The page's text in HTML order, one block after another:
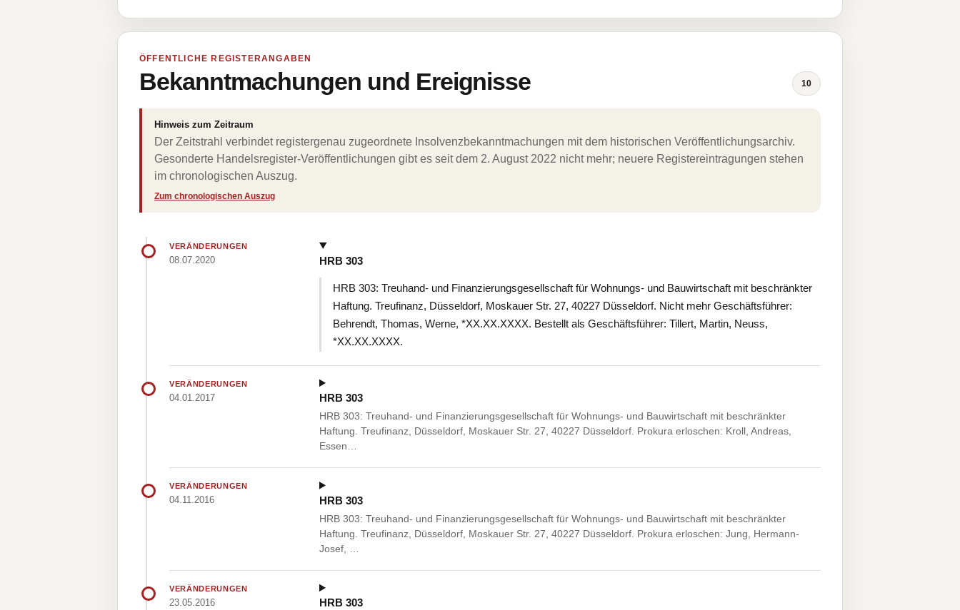
ÖFFENTLICHE REGISTERANGABEN
Bekanntmachungen und Ereignisse 10
Hinweis zum Zeitraum
Der Zeitstrahl verbindet registergenau zugeordnete Insolvenzbekanntmachungen mit dem historischen Veröffentlichungsarchiv.
Gesonderte Handelsregister-Veröffentlichungen gibt es seit dem 2. August 2022 nicht mehr; neuere Registereintragungen stehen
im chronologischen Auszug.
Zum chronologischen Auszug
VERÄNDERUNGEN
08.07.2020 HRB 303
HRB 303: Treuhand- und Finanzierungsgesellschaft für Wohnungs- und Bauwirtschaft mit beschränkter
Haftung. Treufinanz, Düsseldorf, Moskauer Str. 27, 40227 Düsseldorf. Nicht mehr Geschäftsführer:
Behrendt, Thomas, Werne, *XX.XX.XXXX. Bestellt als Geschäftsführer: Tillert, Martin, Neuss,
*XX.XX.XXXX.
VERÄNDERUNGEN
04.01.2017 HRB 303
HRB 303: Treuhand- und Finanzierungsgesellschaft für Wohnungs- und Bauwirtschaft mit beschränkter
Haftung. Treufinanz, Düsseldorf, Moskauer Str. 27, 40227 Düsseldorf. Prokura erloschen: Kroll, Andreas,
Essen…
VERÄNDERUNGEN
04.11.2016 HRB 303
HRB 303: Treuhand- und Finanzierungsgesellschaft für Wohnungs- und Bauwirtschaft mit beschränkter
Haftung. Treufinanz, Düsseldorf, Moskauer Str. 27, 40227 Düsseldorf. Prokura erloschen: Jung, Hermann-
Josef, …
VERÄNDERUNGEN
23.05.2016 HRB 303